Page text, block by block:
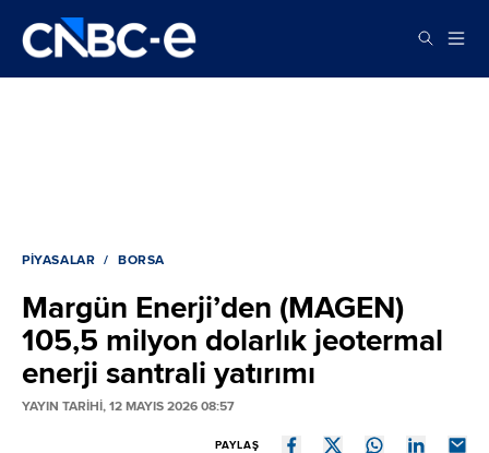
PIYASALAR BORSA
Margün Enerji’den (MAGEN)
105,5 milyon dolarlık jeotermal
enerji santrali yatırımı
YAYIN TARİHİ, 12 MAYIS 2026 08:57
PAYLAŞ